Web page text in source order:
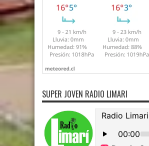
SUPER JOVEN RADIO LIMARI